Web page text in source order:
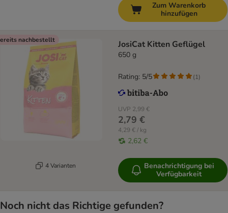
Zum Warenkorb
hinzufügen
nachbestellt
4 Varianten
JosiCat Kitten Geflügel
650 g
UVP 2,99 €
2,79 €
4,29 € / kg
2,62 €
Rating: 5/5 (1)
Benachrichtigung bei
Verfügbarkeit
Noch nicht das Richtige gefunden?